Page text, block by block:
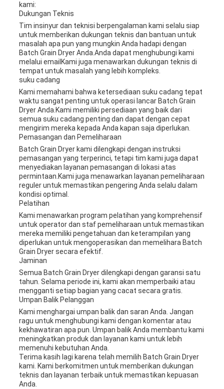
kami:
Dukungan Teknis
Tim insinyur dan teknisi berpengalaman kami selalu siap
untuk memberikan dukungan teknis dan bantuan untuk
masalah apa pun yang mungkin Anda hadapi dengan
Batch Grain Dryer Anda.Anda dapat menghubungi kami
melalui emailKami juga menawarkan dukungan teknis di
tempat untuk masalah yang lebih kompleks.
suku cadang
Kami memahami bahwa ketersediaan suku cadang tepat
waktu sangat penting untuk operasi lancar Batch Grain
Dryer Anda.Kami memiliki persediaan yang baik dari
semua suku cadang penting dan dapat dengan cepat
mengirim mereka kepada Anda kapan saja diperlukan.
Pemasangan dan Pemeliharaan
Batch Grain Dryer kami dilengkapi dengan instruksi
pemasangan yang terperinci, tetapi tim kami juga dapat
menyediakan layanan pemasangan di lokasi atas
permintaan.Kami juga menawarkan layanan pemeliharaan
reguler untuk memastikan pengering Anda selalu dalam
kondisi optimal.
Pelatihan
Kami menawarkan program pelatihan yang komprehensif
untuk operator dan staf pemeliharaan untuk memastikan
mereka memiliki pengetahuan dan keterampilan yang
diperlukan untuk mengoperasikan dan memelihara Batch
Grain Dryer secara efektif.
Jaminan
Semua Batch Grain Dryer dilengkapi dengan garansi satu
tahun. Selama periode ini, kami akan memperbaiki atau
mengganti setiap bagian yang cacat secara gratis.
Umpan Balik Pelanggan
Kami menghargai umpan balik dan saran Anda. Jangan
ragu untuk menghubungi kami dengan komentar atau
kekhawatiran apa pun. Umpan balik Anda membantu kami
meningkatkan produk dan layanan kami untuk lebih
memenuhi kebutuhan Anda.
Terima kasih lagi karena telah memilih Batch Grain Dryer
kami. Kami berkomitmen untuk memberikan dukungan
teknis dan layanan terbaik untuk memastikan kepuasan
Anda.